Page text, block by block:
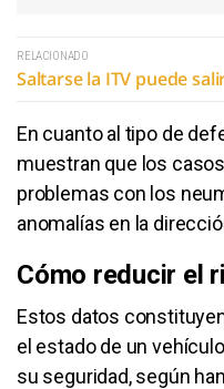
RELACIONADO
Saltarse la ITV puede
En cuanto al tipo de
muestran que los
problemas con los
anomalías en la
Cómo reducir el
Estos datos
el estado de un
su seguridad, según